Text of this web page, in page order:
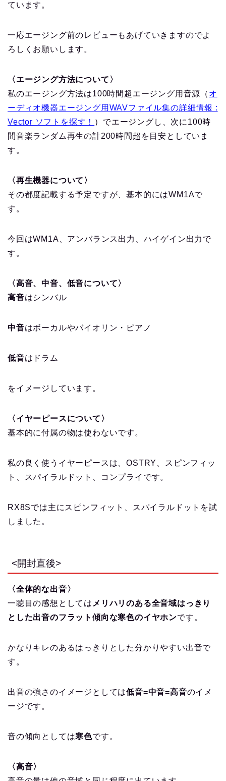
ています。
一応エージング前のレビューもあげていきますのでよ
ろしくお願いします。
〈エージング方法について〉
私のエージング方法は100時間超エージング用音源（ オ
ーディオ機器エージング用WAVファイル集の詳細情報 :
Vector ソフトを探す！ ）でエージングし、次に100時
間音楽ランダム再生の計200時間超を目安としていま
す。
〈再生機器について〉
その都度記載する予定ですが、基本的にはWM1Aで
す。
今回はWM1A、アンバランス出力、ハイゲイン出力で
す。
〈高音、中音、低音について〉
高音はシンバル
中音はボーカルやバイオリン・ピアノ
低音はドラム
をイメージしています。
〈イヤーピースについて〉
基本的に付属の物は使わないです。
私の良く使うイヤーピースは、OSTRY、スピンフィッ
ト、スパイラルドット、コンプライです。
RX8Sでは主にスピンフィット、スパイラルドットを試
しました。
<開封直後>
〈全体的な出音〉
一聴目の感想としては メリハリのある全音域はっきり
とした出音のフラット傾向な寒色のイヤホンです。
かなりキレのあるはっきりとした分かりやすい出音で
す。
出音の強さのイメージとしては低音=中音=高音のイメ
ージです。
音の傾向としては寒色です。
〈高音〉